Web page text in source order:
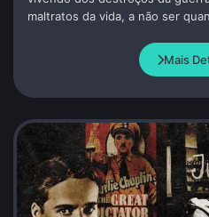
maltratos da vida, a não ser
e assistente de direção de
momento em que a
Mais